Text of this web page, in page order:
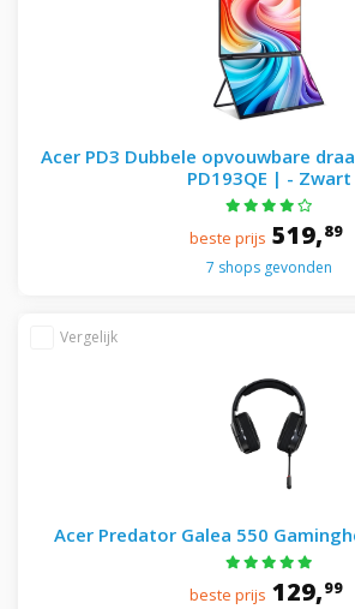
Acer PD3 Dubbele opvouwbare
PD193QE | - Zwart
beste prijs 519,89
7 shops gevonden
Acer Predator Galea 550
beste prijs 129,99